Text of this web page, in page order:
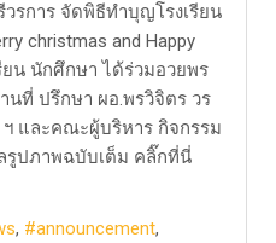
รการ จัดพิธีทำบุญโรงเรียน
christmas and Happy
น นักศึกษา ได้ร่วมอวยพร
ที่ ปรึกษา ผอ.พรวิจิตร วร
และคณะผู้บริหาร กิจกรรม
รูปภาพฉบับเต็ม​ คลิ๊กที่นี่
announcement